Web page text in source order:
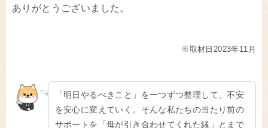
ありがとうございました。
※取材日2023年11月
「明日やるべきこと」を一つずつ整理して、不安
を安心に変えていく。そんな私たちの当たり前の
サポートを「母が引き合わせてくれた縁」とまで